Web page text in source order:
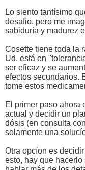
Lo siento tantísimo
desafio, pero me
sabiduría y madurez
Cosette tiene toda la
Ud. está en
ser eficaz y se
efectos secundarios.
tome estos
El primer paso ahora
actual y decidir un
dósis (en consulta
solamente una
Otra opcíon es
esto, hay que